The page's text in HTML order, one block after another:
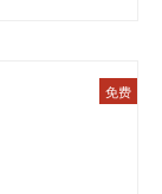
免费